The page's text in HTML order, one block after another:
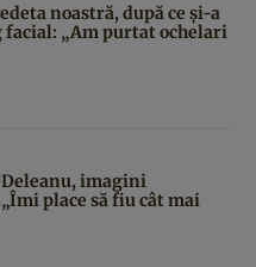
noastră, după ce și-a
„Am purtat ochelari
Deleanu, imagini
place să fiu cât mai